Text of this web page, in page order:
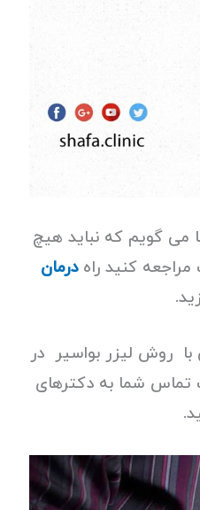
می گویم که نباید هیچ
کنید راهدرمان
با روش لیزر بواسیر در
تماس شما به دکترهای